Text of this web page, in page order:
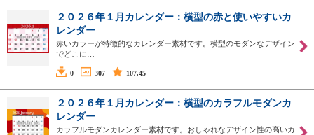
２０２６年１月カレンダー：横型の赤と使いやすいカ
レンダー
赤いカラーが特徴的なカレンダー素材です。横型のモダンなデザイン
でどこに…
0 307 107.45
２０２６年１月カレンダー：横型のカラフルモダンカ
レンダー
カラフルモダンカレンダー素材です。おしゃれなデザイン性の高いカ